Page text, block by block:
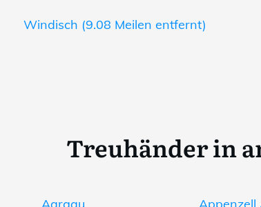
Windisch (9.08 Meilen entfernt)
Treuhänder in